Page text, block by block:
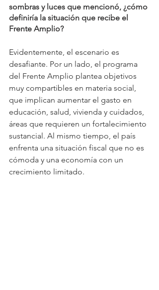
sombras y luces que mencionó, ¿cómo
definiría la situación que recibe el
Frente Amplio?
Evidentemente, el escenario es
desafiante. Por un lado, el programa
del Frente Amplio plantea objetivos
muy compartibles en materia social,
que implican aumentar el gasto en
educación, salud, vivienda y cuidados,
áreas que requieren un fortalecimiento
sustancial. Al mismo tiempo, el país
enfrenta una situación fiscal que no es
cómoda y una economía con un
crecimiento limitado.